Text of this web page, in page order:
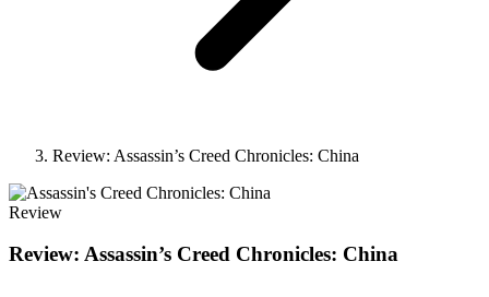
Review: Assassin’s Creed Chronicles: China
Review
Review: Assassin’s Creed Chronicles: China